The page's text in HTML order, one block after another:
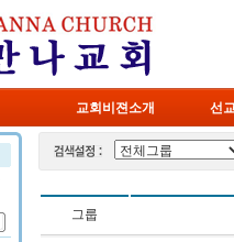
교회비젼소개 선
그룹